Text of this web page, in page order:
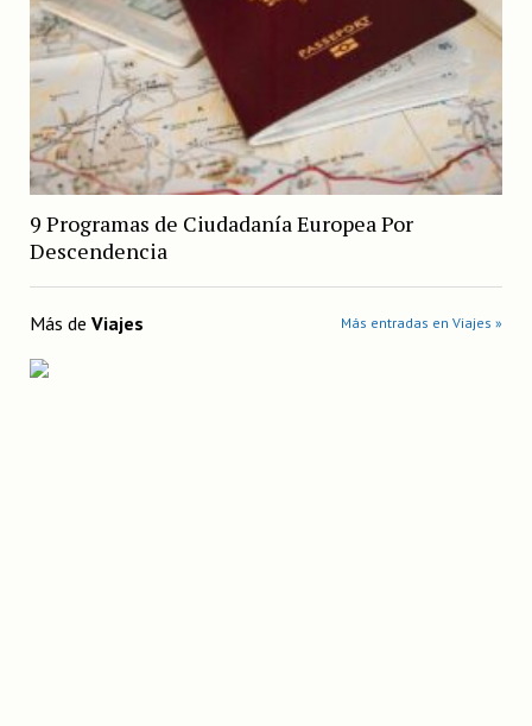
9 Programas de Ciudadanía Europea Por
Descendencia
Más de Viajes Más entradas en Viajes »